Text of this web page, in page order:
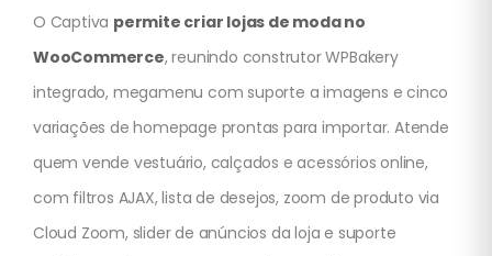
O Captiva permite criar lojas de moda no
WooCommerce, reunindo construtor WPBakery
integrado, megamenu com suporte a imagens e cinco
variações de homepage prontas para importar. Atende
quem vende vestuário, calçados e acessórios online,
com filtros AJAX, lista de desejos, zoom de produto via
Cloud Zoom, slider de anúncios da loja e suporte